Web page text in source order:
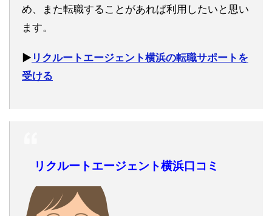
め、また転職することがあれば利用したいと思い
ます。
▶︎ リクルートエージェント横浜の転職サポートを
受ける
リクルートエージェント横浜口コミ